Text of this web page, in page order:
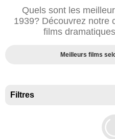
Quels sont les
1939? Découvrez notre
films
Meilleurs films
Filtres